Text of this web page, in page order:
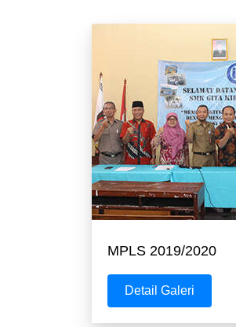
MPLS 2019/2020
Detail Galeri